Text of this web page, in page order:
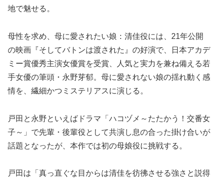
地で魅せる。
母性を求め、母に愛されたい娘：清佳役には、21年公開
の映画『そしてバトンは渡された』の好演で、日本アカデ
ミー賞優秀主演女優賞を受賞、人気と実力を兼ね備える若
手女優の筆頭・永野芽郁。母に愛されない娘の揺れ動く感
情を、繊細かつミステリアスに演じる。
戸田と永野といえばドラマ「ハコヅメ～たたかう！交番女
子～」で先輩・後輩役として共演し息の合った掛け合いが
話題となったが、本作では初の母娘役に挑戦する。
戸田は「真っ直ぐな目からは清佳を彷彿させる強さと説得